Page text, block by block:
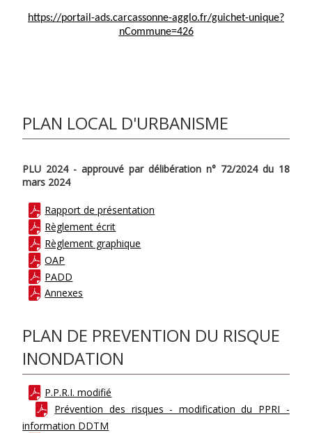
https://portail-ads.carcassonne-agglo.fr/guichet-unique?
nCommune=426
PLAN LOCAL D'URBANISME
PLU 2024 - approuvé par délibération n° 72/2024 du 18
mars 2024
Rapport de présentation
Règlement écrit
Règlement graphique
OAP
PADD
Annexes
PLAN DE PREVENTION DU RISQUE
INONDATION
P.P.R.I. modifié
Prévention des risques - modification du PPRI -
information DDTM